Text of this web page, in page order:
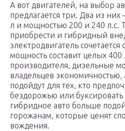
А вот двигателей, на выбор
предлагается три. Два из
л и мощностью 200 и 240 л.с.
приобрести и гибридный
электродвигатель
мощность составит целых
производителя, дизельные
владельцев экономичностью,
подойдут для тех, кто
бездорожью или
гибридное авто больше
горожанам, которые ценят
вождения.